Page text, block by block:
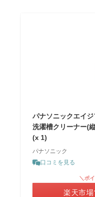
パナソニックエイ
洗濯槽クリーナー(
(x 1)
パナソニック
口コミを見る
＼ポ
楽天市